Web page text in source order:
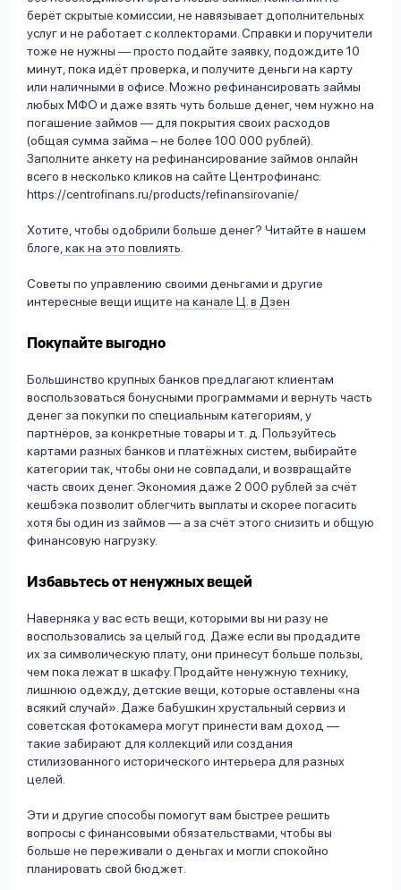
берёт скрытые комиссии, не навязывает дополнительных
услуг и не работает с коллекторами. Справки и поручители
тоже не нужны — просто подайте заявку, подождите 10
минут, пока идёт проверка, и получите деньги на карту
или наличными в офисе. Можно рефинансировать займы
любых МФО и даже взять чуть больше денег, чем нужно на
погашение займов — для покрытия своих расходов
(общая сумма займа – не более 100 000 рублей).
Заполните анкету на рефинансирование займов онлайн
всего в несколько кликов на сайте Центрофинанс:
https://centrofinans.ru/products/refinansirovanie/
Хотите, чтобы одобрили больше денег? Читайте в нашем
блоге,как на это повлиять.
Советы по управлению своими деньгами и другие
интересные вещи ищите на канале Ц. в Дзен
Покупайте выгодно
Большинство крупных банков предлагают клиентам
воспользоваться бонусными программами и вернуть часть
денег за покупки по специальным категориям, у
партнёров, за конкретные товары и т. д. Пользуйтесь
картами разных банков и платёжных систем, выбирайте
категории так, чтобы они не совпадали, и возвращайте
часть своих денег. Экономия даже 2 000 рублей за счёт
кешбэка позволит облегчить выплаты и скорее погасить
хотя бы один из займов — а за счёт этого снизить и общую
финансовую нагрузку.
Избавьтесь от ненужных вещей
Наверняка у вас есть вещи, которыми вы ни разу не
воспользовались за целый год. Даже если вы продадите
их за символическую плату, они принесут больше пользы,
чем пока лежат в шкафу. Продайте ненужную технику,
лишнюю одежду, детские вещи, которые оставлены «на
всякий случай». Даже бабушкин хрустальный сервиз и
советская фотокамера могут принести вам доход —
такие забирают для коллекций или создания
стилизованного исторического интерьера для разных
целей.
Эти и другие способы помогут вам быстрее решить
вопросы с финансовыми обязательствами, чтобы вы
больше не переживали о деньгах и могли спокойно
планировать свой бюджет.